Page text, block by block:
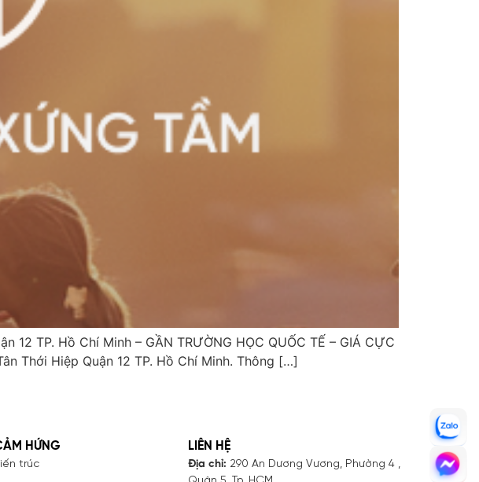
12 TP. Hồ Chí Minh – GẦN TRƯỜNG HỌC QUỐC TẾ – GIÁ CỰC
Thới Hiệp Quận 12 TP. Hồ Chí Minh. Thông […]
HỨNG
trúc
LIÊN HỆ
Địa chỉ: 290 An Dương Vương, Phường 4 ,